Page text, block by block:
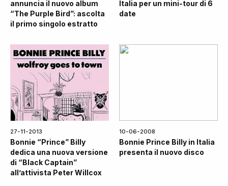
annuncia il nuovo album
“The Purple Bird”: ascolta
il primo singolo estratto
Italia per un mini-tour di 6
date
27-11-2013
Bonnie “Prince” Billy
dedica una nuova versione
di “Black Captain”
all’attivista Peter Willcox
10-06-2008
Bonnie Prince Billy in Italia
presenta il nuovo disco